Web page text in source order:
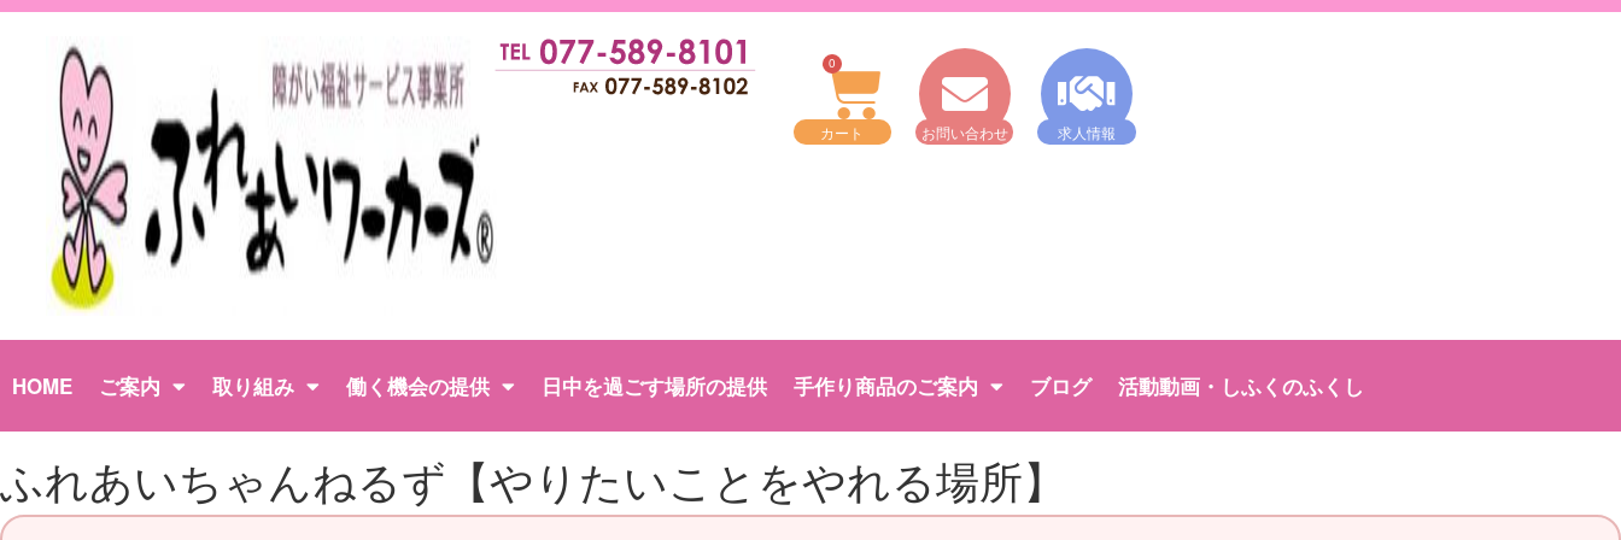
0
カート お問い合わせ 求人情報
HOME ご案内 取り組み 働く機会の提供 日中を過ごす場所の提供 手作り商品のご案内 ブログ 活動動画・しふくのふくし
ふれあいちゃんねるず【やりたいことをやれる場所】